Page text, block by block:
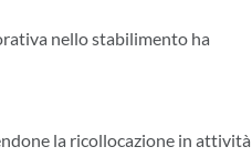
nello stabilimento ha
la ricollocazione in attività